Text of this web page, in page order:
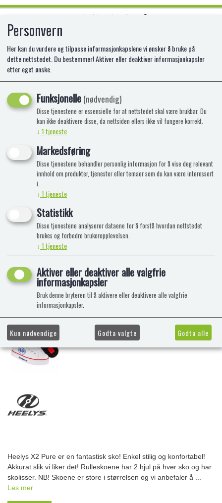
HEELYS PURE STR 32 770448
Heelys X2 Pure er en fantastisk sko! Enkel stilig og konfortabel!
Akkurat slik vi liker det! Rulleskoene har 2 hjul på hver sko og har
skolisser. NB! Skoene er store i størrelsen og vi anbefaler å ...
Les mer
Personvern
Her kan du vurdere og tilpasse informasjonkapslene vi ønsker å bruke på
dette nettstedet. Du bestemmer! Aktiver eller deaktiver informasjonkapsler
etter eget ønske.
Funksjonelle(nødvendig)
Disse tjenestene er essensielle for at nettstedet skal være brukbar. Du
kan ikke deaktivere disse, da nettsiden ellers ikke vil fungere korrekt.
↓ 1tjeneste
Markedsføring
Disse tjenestene behandler personlig informasjon for å vise deg relevant
innhold om produkter, tjenester eller temaer som du kan være interessert
i.
↓ 1tjeneste
Statistikk
Disse tjenestene analyserer dataene for å forstå hvordan nettstedet
brukes og forbedre brukeropplevelsen.
↓ 1tjeneste
Aktiver eller deaktiver alle valgfrie
informasjonkapsler
Bruk denne bryteren til å aktivere eller deaktivere alle valgfrie
informasjonkapsler.
Kun nødvendige Godta valgte Godta alle